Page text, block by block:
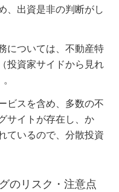
、出資是非の判断がし
については、不動産特
投資家サイドから見れ
ビスを含め、多数の不
サイトが存在し、か
ているので、分散投資
のリスク・注意点